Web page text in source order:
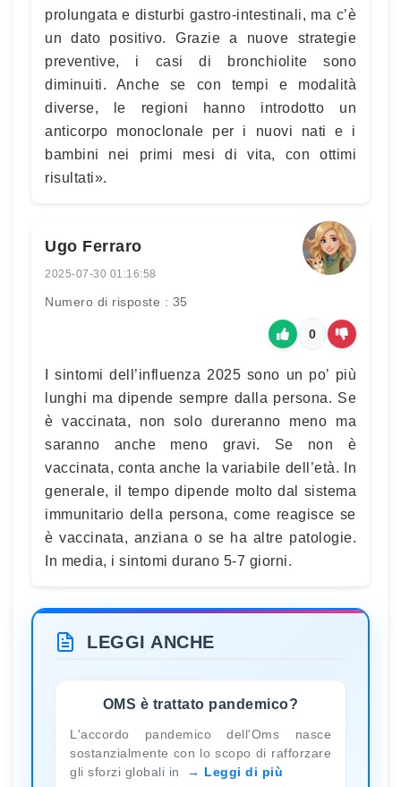
prolungata e disturbi gastro-intestinali, ma c’è
un dato positivo. Grazie a nuove strategie
preventive, i casi di bronchiolite sono
diminuiti. Anche se con tempi e modalità
diverse, le regioni hanno introdotto un
anticorpo monoclonale per i nuovi nati e i
bambini nei primi mesi di vita, con ottimi
risultati».
Ugo Ferraro
2025-07-30 01:16:58
Numero di risposte : 35
0
I sintomi dell’influenza 2025 sono un po’ più
lunghi ma dipende sempre dalla persona. Se
è vaccinata, non solo dureranno meno ma
saranno anche meno gravi. Se non è
vaccinata, conta anche la variabile dell’età. In
generale, il tempo dipende molto dal sistema
immunitario della persona, come reagisce se
è vaccinata, anziana o se ha altre patologie.
In media, i sintomi durano 5-7 giorni.
LEGGI ANCHE
OMS è trattato pandemico?
L'accordo pandemico dell'Oms nasce
sostanzialmente con lo scopo di rafforzare
gli sforzi globali in
Leggi di più